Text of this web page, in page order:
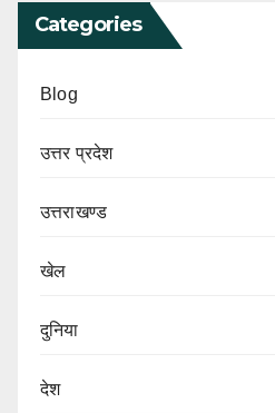
Categories
Blog
उत्तर प्रदेश
उत्तराखण्ड
खेल
दुनिया
देश